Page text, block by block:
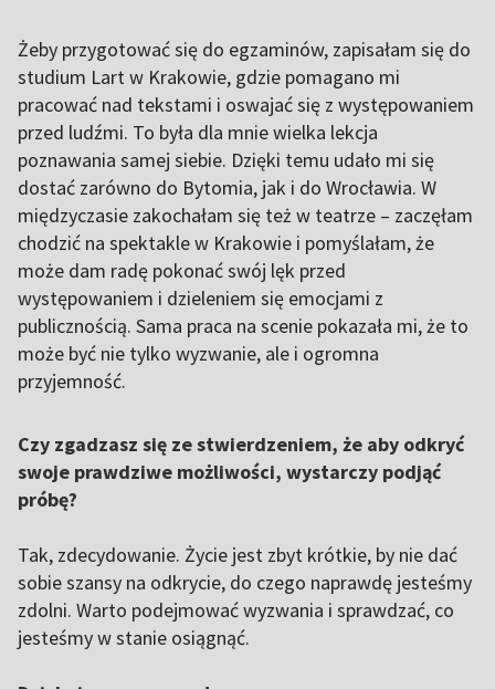
Żeby przygotować się do egzaminów, zapisałam się do
studium Lart w Krakowie, gdzie pomagano mi
pracować nad tekstami i oswajać się z występowaniem
przed ludźmi. To była dla mnie wielka lekcja
poznawania samej siebie. Dzięki temu udało mi się
dostać zarówno do Bytomia, jak i do Wrocławia. W
międzyczasie zakochałam się też w teatrze – zaczęłam
chodzić na spektakle w Krakowie i pomyślałam, że
może dam radę pokonać swój lęk przed
występowaniem i dzieleniem się emocjami z
publicznością. Sama praca na scenie pokazała mi, że to
może być nie tylko wyzwanie, ale i ogromna
przyjemność.
Czy zgadzasz się ze stwierdzeniem, że aby odkryć
swoje prawdziwe możliwości, wystarczy podjąć
próbę?
Tak, zdecydowanie. Życie jest zbyt krótkie, by nie dać
sobie szansy na odkrycie, do czego naprawdę jesteśmy
zdolni. Warto podejmować wyzwania i sprawdzać, co
jesteśmy w stanie osiągnąć.